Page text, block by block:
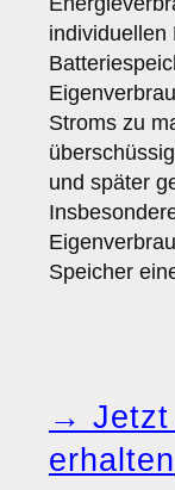
individuellen
Stroms zu
und später
Speicher
→ Jetzt
erhalten